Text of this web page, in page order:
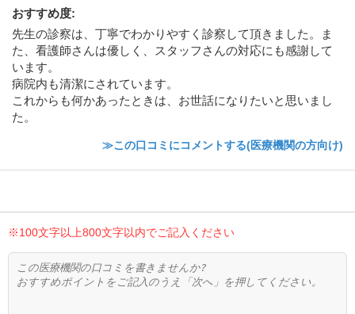
おすすめ度:
先生の診察は、丁寧でわかりやすく診察して頂きました。ま
た、看護師さんは優しく、スタッフさんの対応にも感謝して
います。
病院内も清潔にされています。
これからも何かあったときは、お世話になりたいと思いまし
た。
≫この口コミにコメントする(医療機関の方向け)
※100文字以上800文字以内でご記入ください